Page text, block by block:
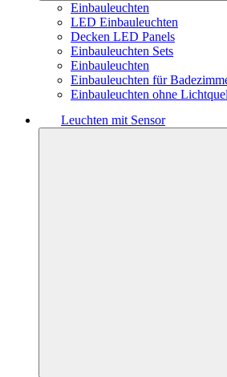
Einbauleuchten
LED Einbauleuchten
Decken LED Panels
Einbauleuchten Sets
Einbauleuchten
Einbauleuchten für
Einbauleuchten ohne
Leuchten mit Sensor